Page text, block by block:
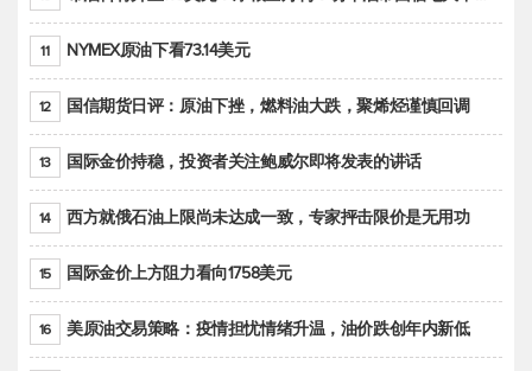
11 NYMEX原油下看73.14美元
12 国信期货日评：原油下挫，燃料油大跌，聚烯烃谨慎回调
13 国际金价持稳，投资者关注鲍威尔即将发表的讲话
14 西方就俄石油上限尚未达成一致，专家抨击限价是无用功
15 国际金价上方阻力看向1758美元
16 美原油交易策略：疫情担忧情绪升温，油价跌创年内新低